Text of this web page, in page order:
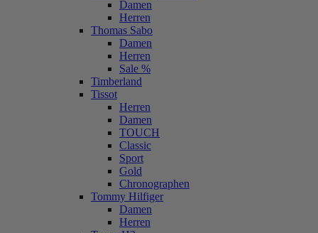
Damen
Herren
Thomas Sabo
Damen
Herren
Sale %
Timberland
Tissot
Herren
Damen
TOUCH
Classic
Sport
Gold
Chronographen
Tommy Hilfiger
Damen
Herren